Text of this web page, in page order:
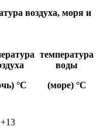
воздуха, моря и
°C
температура
воды
(море) °C
+13